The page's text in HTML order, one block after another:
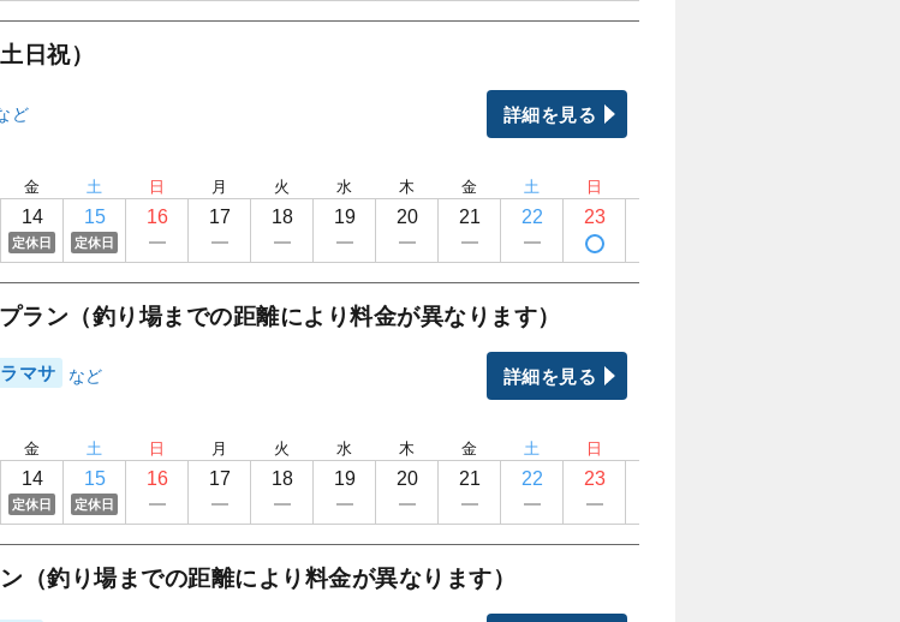
日祝）
詳細を見る
金
14
定休日
土
15
定休日
日
16
月
17
火
18
水
19
木
20
金
21
土
22
日
23
ン（釣り場までの距離により料金が異なります）
マサ 詳細を見る
金
14
定休日
土
15
定休日
日
16
月
17
火
18
水
19
木
20
金
21
土
22
日
23
釣り場までの距離により料金が異なります）